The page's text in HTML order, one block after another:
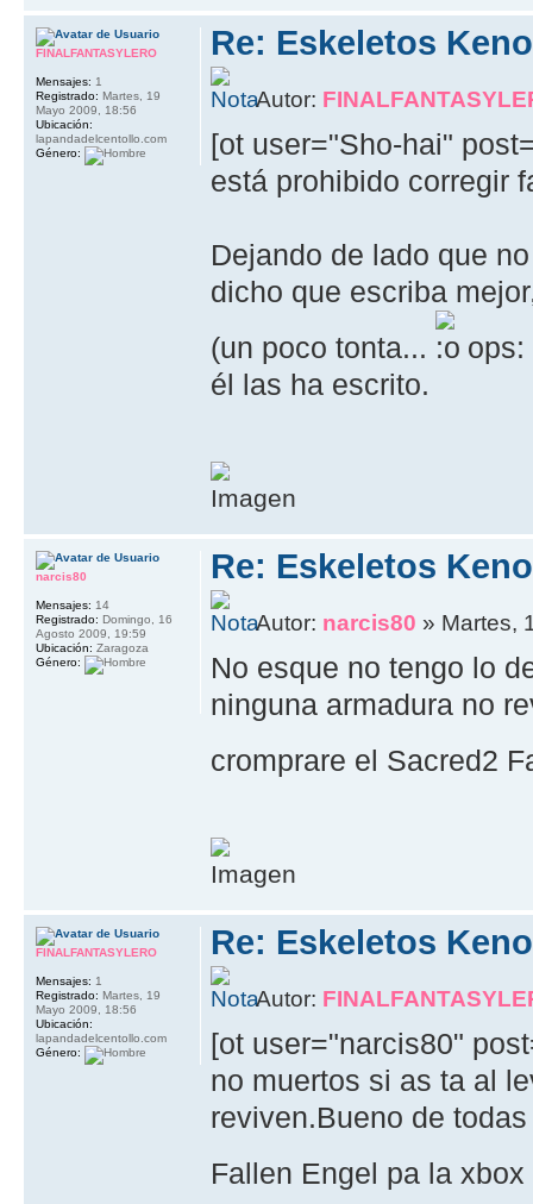
Re: Eskeletos
Autor:
[ot user="Sho-hai"
está prohibido corregir
Dejando de lado que
dicho que escriba
(un poco tonta...
ops:
él las ha escrito.
FINALFANTASYLERO
Mensajes: 1
Registrado: Martes, 19
Mayo 2009, 18:56
Ubicación:
lapandadelcentollo.com
Género:
Re: Eskeletos
Autor: narcis80 » Martes,
No esque no tengo lo
ninguna armadura no
cromprare el Sacred2
narcis80
Mensajes: 14
Registrado: Domingo, 16
Agosto 2009, 19:59
Ubicación: Zaragoza
Género:
Re: Eskeletos
Autor:
[ot user="narcis80"
no muertos si as ta al
reviven.Bueno de
Fallen Engel pa la xbox
FINALFANTASYLERO
Mensajes: 1
Registrado: Martes, 19
Mayo 2009, 18:56
Ubicación:
lapandadelcentollo.com
Género: